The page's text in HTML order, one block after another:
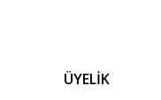
ÜYELİK